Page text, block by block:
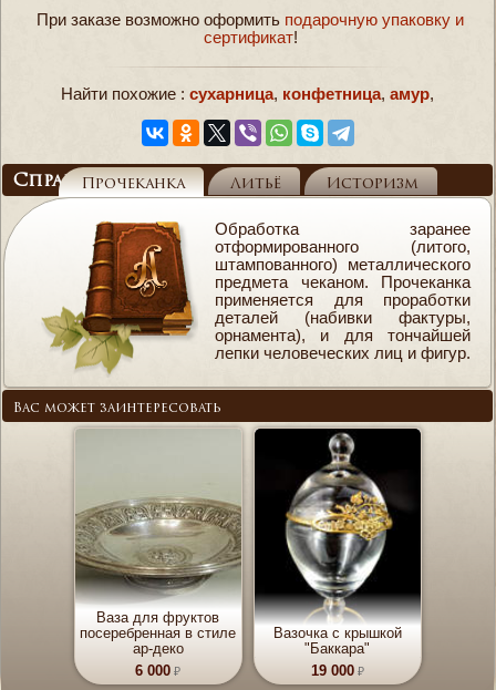
При заказе возможно оформить подарочную упаковку и
сертификат!
Найти похожие : сухарница, конфетница, амур,
Справочник
Прочеканка Литьё Историзм
Обработка заранее
отформированного (литого,
штампованного) металлического
предмета чеканом. Прочеканка
применяется для проработки
деталей (набивки фактуры,
орнамента), и для тончайшей
лепки человеческих лиц и фигур.
Вас может заинтересовать
Ваза для фруктов
посеребренная в стиле
ар-деко
6 000
Вазочка с крышкой
"Баккара"
19 000